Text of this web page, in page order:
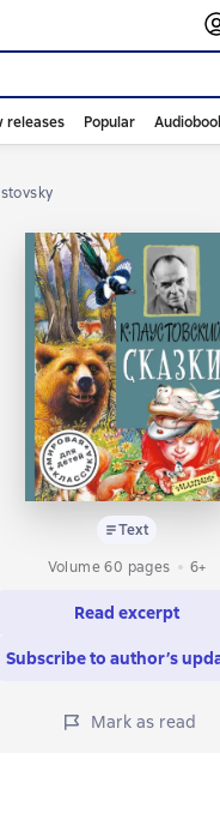
releases Popular
Text
Volume 60 pages
6+
Read excerpt
Subscribe to author’s
Mark as read